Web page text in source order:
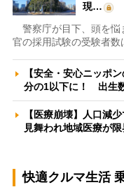
現…
警察庁が目下、頭を悩
官の採用試験の受験者
【安全・安心ニッポ
分の1以下に！ 出生
【医療崩壊】人口減
見舞われ地域医療が
快適クルマ生活